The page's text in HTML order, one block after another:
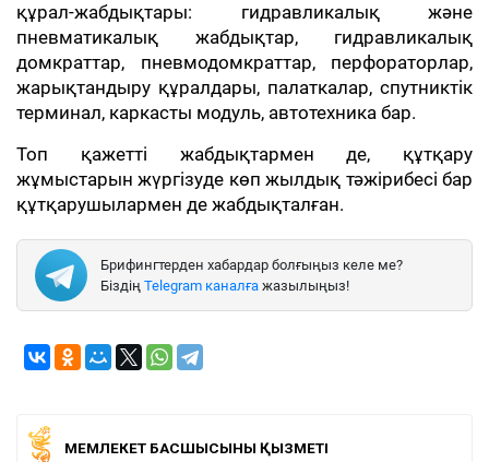
құрал-жабдықтары: гидравликалық және
пневматикалық жабдықтар, гидравликалық
домкраттар, пневмодомкраттар, перфораторлар,
жарықтандыру құралдары, палаткалар, спутниктік
терминал, каркасты модуль, автотехника бар.
Топ қажетті жабдықтармен де, құтқару
жұмыстарын жүргізуде көп жылдық тәжірибесі бар
құтқарушылармен де жабдықталған.
Брифингтерден хабардар болғыңыз келе ме?
Біздің Telegram каналға жазылыңыз!
МЕМЛЕКЕТ БАСШЫСЫНЫҢ ҚЫЗМЕТІ